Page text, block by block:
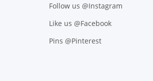
Follow us @Instagram
Like us @Facebook
Pins @Pinterest